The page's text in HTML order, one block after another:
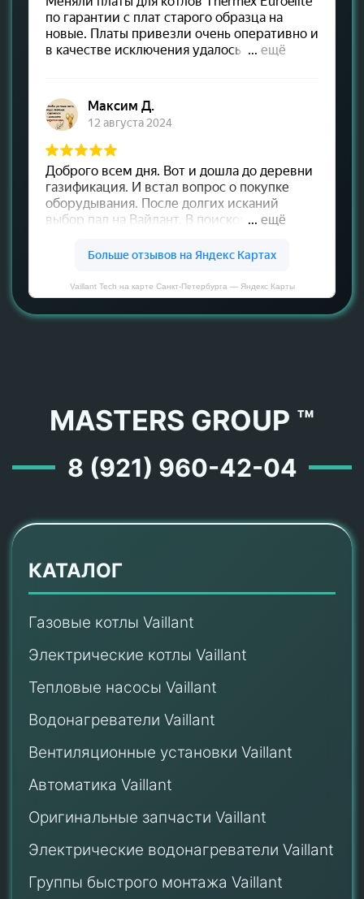
Vaillant Tech на карте Санкт‑Петербурга — Яндекс Карты
MASTERS GROUP ™
8 (921) 960-42-04
КАТАЛОГ
Газовые котлы Vaillant
Электрические котлы Vaillant
Тепловые насосы Vaillant
Водонагреватели Vaillant
Вентиляционные установки Vaillant
Автоматика Vaillant
Оригинальные запчасти Vaillant
Электрические водонагреватели Vaillant
Группы быстрого монтажа Vaillant